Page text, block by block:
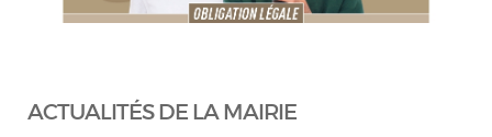
ACTUALITÉS DE LA MAIRIE